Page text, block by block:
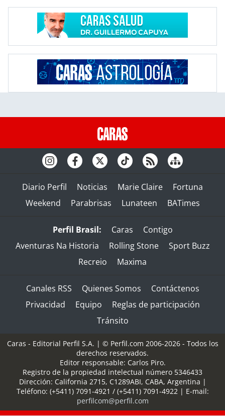
Diario Perfil Noticias Marie Claire
Fortuna
Weekend
Parabrisas Lunateen BATimes
Perfil Brasil: Caras
Contigo
Aventuras Na Historia
Rolling Stone
Sport Buzz
Recreio
Maxima
Canales RSS Quienes Somos
Contáctenos
Privacidad
Equipo
Reglas de participación
Tránsito
Caras - Editorial Perfil S.A. | © Perfil.com 2006-2026 - Todos los
derechos reservados.
Editor responsable: Carlos Piro.
Registro de la propiedad intelectual número 5346433
Dirección: California 2715, C1289ABI, CABA, Argentina |
Teléfono: (+5411) 7091-4921 / (+5411) 7091-4922| E-mail:
perfilcom@perfil.com